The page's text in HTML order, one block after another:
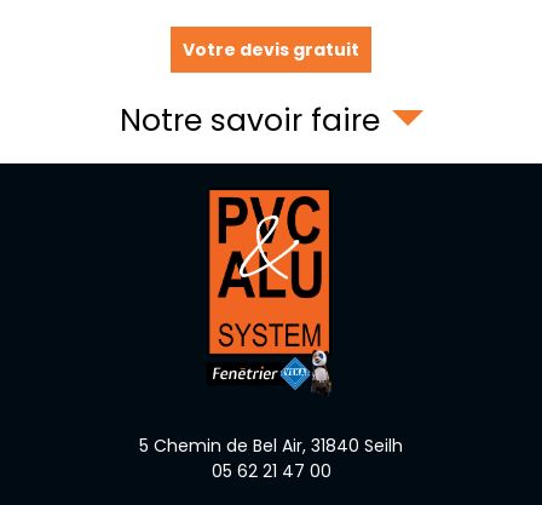
Votre devis gratuit
Notre savoir faire
5 Chemin de Bel Air, 31840 Seilh
05 62 21 47 00